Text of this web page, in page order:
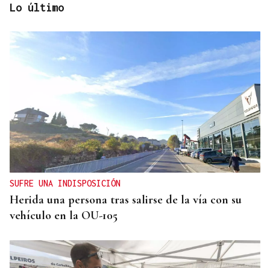
SUSTITUTO DEL OURENSANO
Vázquez Alvite, nuevo presidente del Comité
Técnico en Galicia
Lo último
SUFRE UNA INDISPOSICIÓN
Herida una persona tras salirse de la vía con su
vehículo en la OU-105